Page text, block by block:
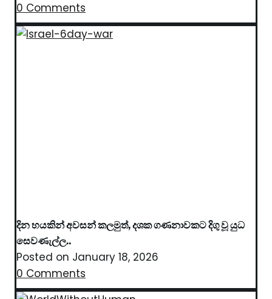
0 Comments
දින හයකින් අවසන් කලමුත්, දශක ගණනාවකට දිගු වූ යුධ
සෙවණැල්ල..
Posted on January 18, 2026
0 Comments